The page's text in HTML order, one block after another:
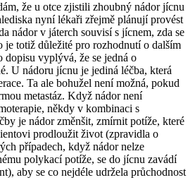
že u otce zjistili zhoubný nádor jícnu
nyní lékaři zřejmě plánují provést
nádor v játerch souvisí s jícnem, zda se
je totiž důležité pro rozhodnutí o dalším
dopisu vyplývá, že se jedná o
U nádoru jícnu je jediná léčba, která
Ta ale bohužel není možná, pokud
metastáz. Když nádor není
někdy v kombinaci s
je nádor změnšit, zmírnit potíže, které
prodloužit život (zpravidla o
případech, když nádor nelze
polykací potíže, se do jícnu zavádí
aby se co nejdéle udržela průchodnost